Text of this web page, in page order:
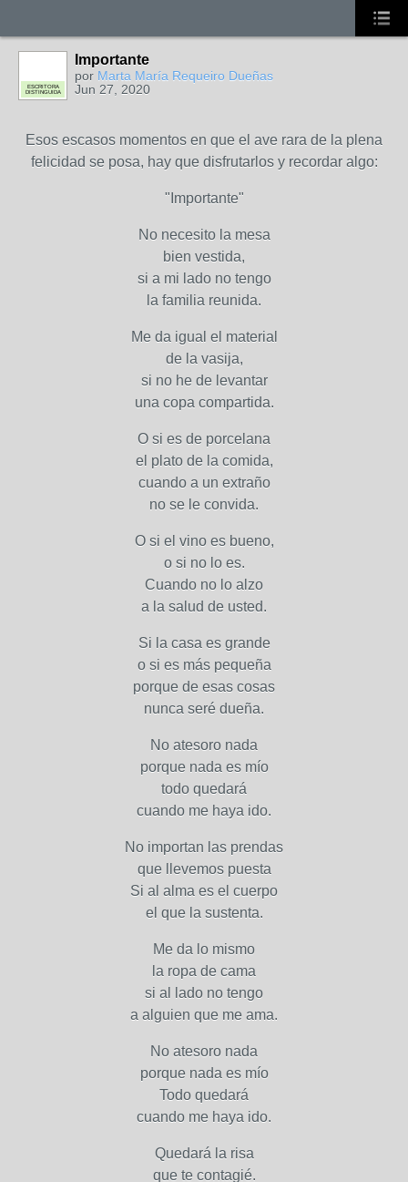
ESCRITORA
DISTINGUIDA
Importante
por Marta María Requeiro Dueñas
Jun 27, 2020
Esos escasos momentos en que el ave rara de la plena
felicidad se posa, hay que disfrutarlos y recordar algo:
"Importante"
No necesito la mesa
bien vestida,
si a mi lado no tengo
la familia reunida.
Me da igual el material
de la vasija,
si no he de levantar
una copa compartida.
O si es de porcelana
el plato de la comida,
cuando a un extraño
no se le convida.
O si el vino es bueno,
o si no lo es.
Cuando no lo alzo
a la salud de usted.
Si la casa es grande
o si es más pequeña
porque de esas cosas
nunca seré dueña.
No atesoro nada
porque nada es mío
todo quedará
cuando me haya ido.
No importan las prendas
que llevemos puesta
Si al alma es el cuerpo
el que la sustenta.
Me da lo mismo
la ropa de cama
si al lado no tengo
a alguien que me ama.
No atesoro nada
porque nada es mío
Todo quedará
cuando me haya ido.
Quedará la risa
que te contagié.